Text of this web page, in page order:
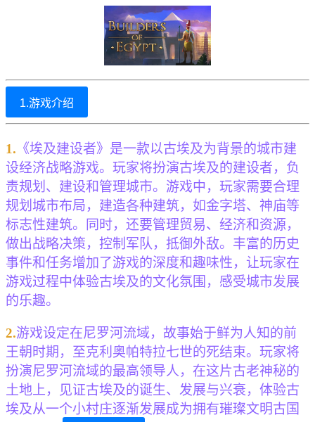
1.游戏介绍
1. 《埃及建设者》是一款以古埃及为背景的城市建
设经济战略游戏。玩家将扮演古埃及的建设者，负
责规划、建设和管理城市。游戏中，玩家需要合理
规划城市布局，建造各种建筑，如金字塔、神庙等
标志性建筑。同时，还要管理贸易、经济和资源，
做出战略决策，控制军队，抵御外敌。丰富的历史
事件和任务增加了游戏的深度和趣味性，让玩家在
游戏过程中体验古埃及的文化氛围，感受城市发展
的乐趣。
2.游戏设定在尼罗河流域，故事始于鲜为人知的前
王朝时期，至克利奥帕特拉七世的死结束。玩家将
扮演尼罗河流域的最高领导人，在这片古老神秘的
土地上，见证古埃及的诞生、发展与兴衰，体验古
埃及从一个小村庄逐渐发展成为拥有璀璨文明古国